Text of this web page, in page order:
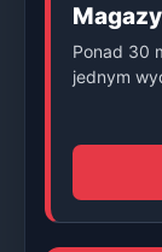
Ponad 30
jednym